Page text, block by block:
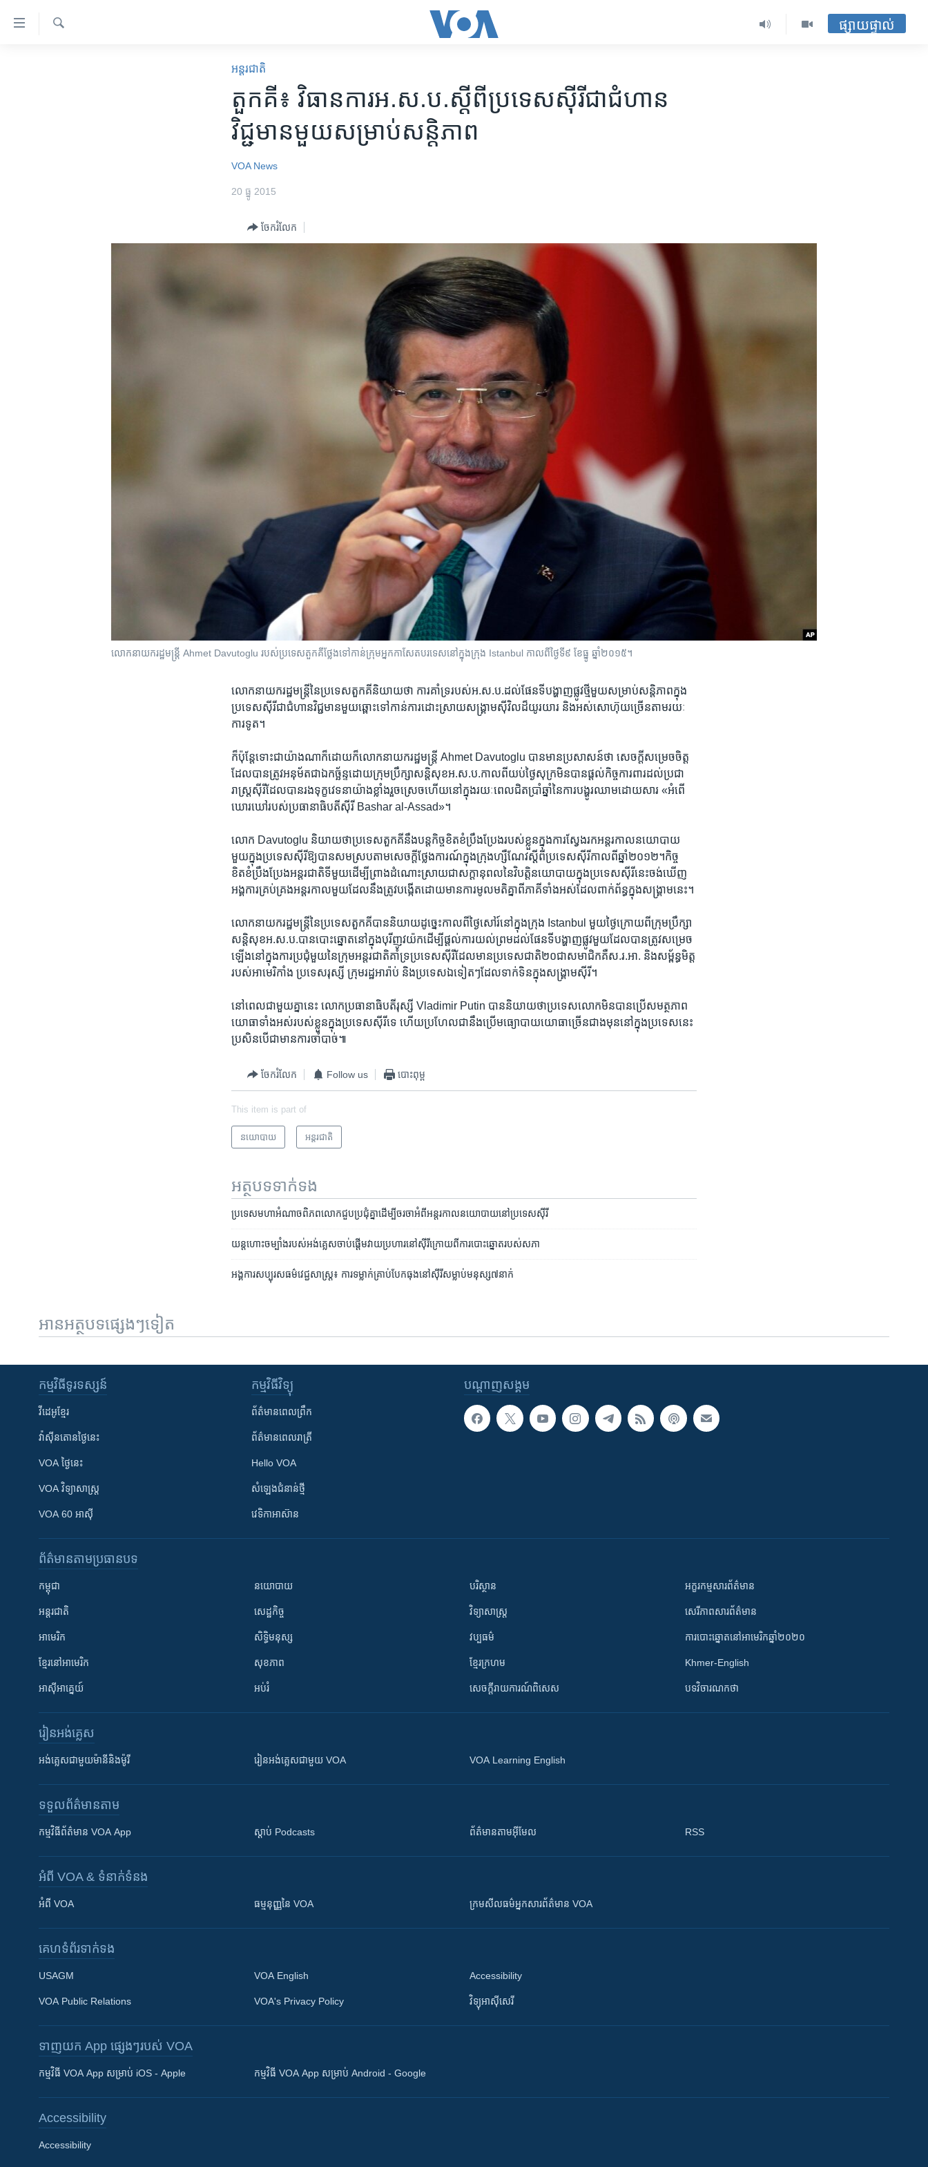
ទៅ​
Khmer English
ភាសា
ផ្សាយផ្ទាល់
អន្តរជាតិ
​តួកគី៖ វិធានការ​អ.ស.ប.​ស្តី​ពី​ប្រទេស​ស៊ីរី​ជា​ជំហាន​
វិជ្ជមាន​មួយ​សម្រាប់​សន្តិភាព
VOA News
20 ធ្នូ 2015
ចែករំលែក
លោក​នាយក​រដ្ឋ​មន្ត្រី​ Ahmet Davutoglu របស់​ប្រទេស​តួកគី​ថ្លែង​ទៅ​កាន់​ក្រុម​អ្នក​កាសែត​បរទេស​នៅ​ក្នុង​ក្រុង Istanbul កាលពី​ថ្ងៃទី៩ ខែធ្នូ ឆ្នាំ២០១៥។
លោក​នាយក​រដ្ឋ​មន្ត្រី​នៃ​ប្រទេស​តួកគី​និយាយ​ថា ​ការ​គាំទ្រ​របស់​អ.ស.ប.​ដល់​ផែនទី​បង្ហាញ​ផ្លូវ​ថ្មី​មួយ​សម្រាប់​សន្តិភាព​ក្នុង​
ប្រទេស​ស៊ីរី​ជា​ជំហាន​វិជ្ជមាន​មួយ​ឆ្ពោះ​ទៅ​កាន់​ការ​ដោះស្រាយ​សង្គ្រាម​ស៊ីវិល​ដ៏​យូរយារ និង​អស់​សោហ៊ុយ​ច្រើន​តាម​រយៈ​
ការ​ទូត។​
ក៏​ប៉ុ​ន្តែទោះ​ជា​យ៉ាង​ណា​ក៏​ដោយ​ក៏​លោក​នាយក​រដ្ឋ​មន្ត្រី​ Ahmet Davutoglu បាន​មាន​ប្រសាសន៍​ថា​ សេចក្តី​សម្រេច​ចិត្ត​
ដែល​បាន​ត្រូវ​អនុម័ត​ជា​ឯកច្ឆ័ន្ទ​ដោយ​ក្រុម​ប្រឹក្សា​សន្តិសុខ​អ.ស.ប.​កាល​ពី​យប់​ថ្ងៃ​សុក្រ​មិន​បាន​ផ្តល់​កិច្ច​ការពារ​ដល់​ប្រជា
រាស្ត្រ​ស៊ីរី​ដែល​បាន​រង​ទុក្ខ​វេទនា​យ៉ាង​ខ្លាំង​រួចស្រេច​ហើយ​នៅ​ក្នុង​រយៈពេល​ជិត​ប្រាំ​ឆ្នាំ​នៃ​ការ​បង្ហូរ​ឈាម​ដោយ​សារ «អំពើ​
ឃោរឃៅ​របស់​ប្រធានាធិបតី​ស៊ីរី Bashar al-Assad»។
លោក Davutoglu និយាយ​ថា​ប្រទេស​តួកគី​នឹង​បន្ត​កិច្ច​ខិតខំ​ប្រឹងប្រែង​របស់​ខ្លួន​ក្នុង​ការ​ស្វែង​រក​អន្តរកាល​នយោបាយ​
មួយ​ក្នុង​ប្រទេស​ស៊ីរី​ឱ្យ​បាន​សមស្រប​តាម​សេចក្តី​ថ្លែងការណ៍​ក្នុង​ក្រុង​ហ្សឺណែវ​ស្តី​ពី​ប្រទេស​ស៊ីរី​កាល​ពី​ឆ្នាំ២០១២។​កិច្ច​
ខិតខំ​ប្រឹងប្រែង​អន្តរជាតិ​ទី​មួយ​ដើម្បី​ព្រាង​ដំណោះស្រាយ​ជា​សក្តានុពល​នៃ​វិបត្តិ​នយោបាយ​ក្នុង​ប្រទេស​ស៊ីរី​នេះ​ចង់​ឃើញ​
អង្គការ​គ្រប់គ្រង​អន្តរកាល​មួយ​ដែល​នឹង​ត្រូវ​បង្កើត​ដោយ​មាន​ការ​មូល​មតិ​គ្នា​ពី​ភាគី​ទាំងអស់​ដែល​ពាក់ព័ន្ធ​ក្នុង​សង្គ្រាម​នេះ។​
លោក​នាយក​រដ្ឋ​មន្ត្រី​នៃ​ប្រទេស​តួកគី​បាន​និយាយ​ដូច្នេះ​កាល​ពី​ថ្ងៃ​សៅរ៍​នៅ​ក្នុង​ក្រុង​ Istanbul មួយ​ថ្ងៃ​ក្រោយ​ពី​ក្រុម​ប្រឹក្សា​
សន្តិសុខ​អ.ស.ប.​បាន​បោះឆ្នោត​នៅ​ក្នុង​បុរី​ញូវយ៉ក​ដើម្បី​ផ្តល់​ការ​យល់ព្រម​ដល់​ផែនទី​បង្ហាញ​ផ្លូវ​មួយ​ដែល​បាន​ត្រូវ​សម្រេច​
ឡើង​នៅ​ក្នុង​ការ​ប្រជុំ​មួយ​នៃ​ក្រុម​អន្តរជាតិ​គាំទ្រ​ប្រទេស​ស៊ីរី​ដែល​មាន​ប្រទេស​ជាតិ​២០​ជា​សមាជិក​គឺ​ស.រ.អា. និង​សម្ព័ន្ធ​មិត្ត​
របស់​អាមេរិកាំង ប្រទេស​រុស្សី ក្រុម​រដ្ឋ​អារ៉ាប់​ និង​ប្រទេស​ឯ​ទៀតៗ​ដែល​ទាក់ទិន​ក្នុង​សង្គ្រាម​ស៊ីរី។
នៅ​ពេល​ជា​មួយ​គ្នា​នេះ លោក​ប្រធានាធិបតី​រុស្សី Vladimir Putin បាន​និយាយ​ថា​ប្រទេស​លោក​មិន​បាន​ប្រើ​សមត្ថភាព​
យោធា​ទាំង​អស់​របស់​ខ្លួន​ក្នុង​ប្រទេស​ស៊ីរី​ទេ​ ហើយ​ប្រហែល​ជា​នឹង​ប្រើ​មធ្យោបាយ​យោធា​ច្រើន​ជាង​មុន​នៅ​ក្នុង​ប្រទេស​នេះ​
ប្រសិន​បើ​ជា​មាន​ការ​ចាំបាច់៕
ចែករំលែក Follow us បោះពុម្ព
This item is part of
នយោបាយ អន្តរជាតិ
អត្ថបទ​ទាក់ទង
ប្រទេស​មហា​អំណាច​ពិភពលោក​ជួប​ប្រជុំ​គ្នា​ដើម្បី​ចរចា​អំពី​អន្តរកាល​នយោបាយ​នៅ​ប្រទេស​ស៊ីរី
យន្តហោះ​ចម្បាំង​របស់​អង់គ្លេស​ចាប់​ផ្តើម​វាយ​ប្រហារ​នៅ​ស៊ីរី​ក្រោយ​ពី​ការ​បោះ​ឆ្នោត​របស់​សភា
អង្គការ​សប្បុរសធម៌​​វេជ្ជសាស្ត្រ៖ ការទម្លាក់​គ្រាប់​បែកធុង​នៅ​ស៊ីរី​​សម្លាប់​មនុស្ស​៧​នាក់
អានអត្ថបទផ្សេងៗទៀត
បណ្តាញ​សង្គម
កម្មវិធី​ទូរទស្សន៍
វីដេអូ​ខ្មែរ
វ៉ាស៊ីនតោន​ថ្ងៃ​នេះ
VOA ថ្ងៃនេះ
VOA ​វិទ្យាសាស្ត្រ
VOA 60 អាស៊ី
កម្មវិធី​វិទ្យុ
ព័ត៌មាន​ពេល​ព្រឹក
ព័ត៌មាន​​ពេល​រាត្រី
Hello VOA
សំឡេង​ជំនាន់​ថ្មី
វេទិកា​អាស៊ាន
ព័ត៌មាន​តាមប្រធានបទ​
កម្ពុជា
អន្តរជាតិ
អាមេរិក
ខ្មែរ​នៅអាមេរិក
អាស៊ីអាគ្នេយ៍
នយោបាយ
សេដ្ឋកិច្ច
សិទ្ធិមនុស្ស
សុខភាព
អប់រំ
បរិស្ថាន
វិទ្យាសាស្រ្ត
វប្បធម៌
ខ្មែរក្រហម
សេចក្តីរាយការណ៍ពិសេស
អក្ខរកម្មសារព័ត៌មាន
សេរីភាពសារព័ត៌មាន
ការបោះឆ្នោតនៅអាមេរិកឆ្នាំ២០២០
Khmer-English
បទវិចារណកថា
រៀន​​អង់គ្លេស
អង់គ្លេស​ជាមួយ​ម៉ានី​និង​ម៉ូរី រៀន​​​​​​អង់គ្លេស​​ជាមួយ VOA VOA Learning English
ទទួល​ព័ត៌មាន​តាម
កម្មវិធី​ព័ត៌មាន VOA App ស្តាប់ Podcasts ព័ត៌មាន​តាម​អ៊ីមែល RSS
អំពី​ VOA & ទំនាក់ទំនង
អំពី​ VOA ធម្មនុញ្ញ​នៃ VOA ក្រម​​​សីលធម៌​​​អ្នក​​​សារព័ត៌មាន VOA
គេហទំព័រ​​ទាក់ទង
USAGM
VOA Public Relations
VOA English
VOA's Privacy Policy
Accessibility
វិទ្យុ​អាស៊ី​សេរី
ទាញយក​ App ផ្សេងៗ​របស់​ VOA
កម្មវិធី​ VOA App សម្រាប់ iOS - Apple កម្មវិធី​ VOA App សម្រាប់ Android - Google
Accessibility
Accessibility